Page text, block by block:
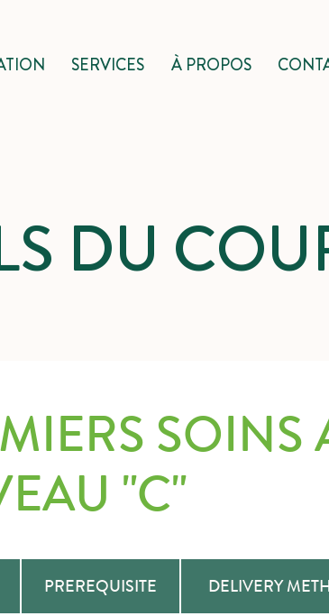
SERVICES À PROPOS
DU
SOINS
"C"
PREREQUISITE DELIVERY